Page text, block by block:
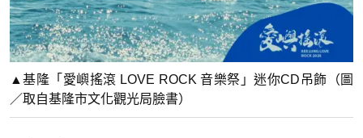
▲基隆「愛嶼搖滾 LOVE ROCK 音樂祭」迷你CD吊飾（圖
／取自基隆市文化觀光局臉書）